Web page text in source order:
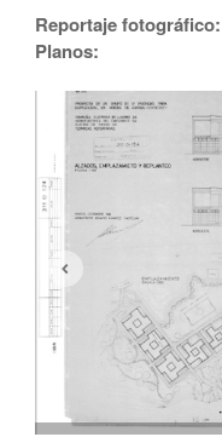
Reportaje fotográfico:
Planos: